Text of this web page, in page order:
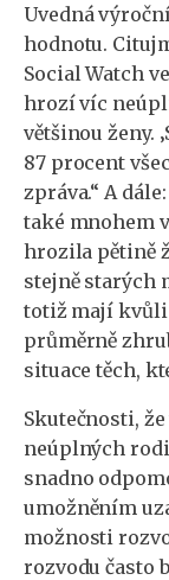
Uvedná
hodnotu.
Social Watch
hrozí víc
většinou ženy.
87 procent
zpráva.“ A
také mnohem
hrozila pětině
stejně starých
totiž mají kvůli
průměrně
situace těch,
Skutečnosti,
neúplných
snadno
umožněním
možnosti
rozvodu často